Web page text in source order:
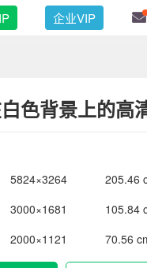
企业VIP
色背景上的高
5824×3264 205.46
3000×1681 105.84
2000×1121 70.56